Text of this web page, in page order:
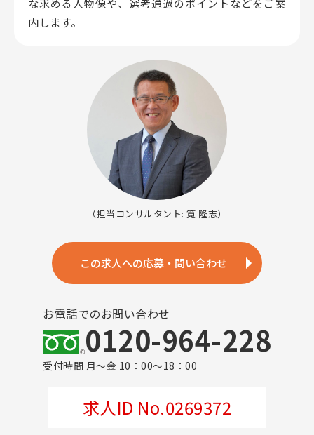
な求める人物像や、選考通過のポイントなどをご案
内します。
（担当コンサルタント: 筧 隆志）
この求人への応募・問い合わせ
お電話でのお問い合わせ
0120-964-228
受付時間 月～金 10：00～18：00
求人ID No.0269372